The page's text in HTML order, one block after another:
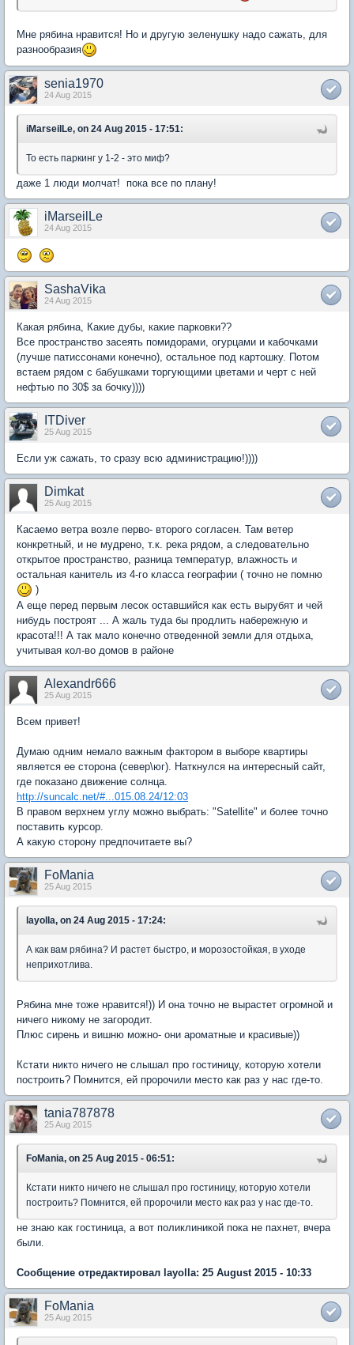
Мне рябина нравится! Но и другую зеленушку надо сажать, для
разнообразия
senia1970
24 Aug 2015
iMarseilLe, on 24 Aug 2015 - 17:51:
То есть паркинг у 1-2 - это миф?
даже 1 люди молчат! пока все по плану!
iMarseilLe
24 Aug 2015
SashaVika
24 Aug 2015
Какая рябина, Какие дубы, какие парковки??
Все пространство засеять помидорами, огурцами и кабочками
(лучше патиссонами конечно), остальное под картошку. Потом
встаем рядом с бабушками торгующими цветами и черт с ней
нефтью по 30$ за бочку))))
ITDiver
25 Aug 2015
Если уж сажать, то сразу всю администрацию!))))
Dimkat
25 Aug 2015
Касаемо ветра возле перво- второго согласен. Там ветер
конкретный, и не мудрено, т.к. река рядом, а следовательно
открытое пространство, разница температур, влажность и
остальная канитель из 4-го класса географии ( точно не помню
)
А еще перед первым лесок оставшийся как есть вырубят и чей
нибудь построят ... А жаль туда бы продлить набережную и
красота!!! А так мало конечно отведенной земли для отдыха,
учитывая кол-во домов в районе
Alexandr666
25 Aug 2015
Всем привет!
Думаю одним немало важным фактором в выборе квартиры
является ее сторона (север\юг). Наткнулся на интересный сайт,
где показано движение солнца.
http://suncalc.net/#...015.08.24/12:03
В правом верхнем углу можно выбрать: "Satellite" и более точно
поставить курсор.
А какую сторону предпочитаете вы?
FoMania
25 Aug 2015
layolla, on 24 Aug 2015 - 17:24:
А как вам рябина? И растет быстро, и морозостойкая, в уходе
неприхотлива.
Рябина мне тоже нравится!)) И она точно не вырастет огромной и
ничего никому не загородит.
Плюс сирень и вишню можно- они ароматные и красивые))
Кстати никто ничего не слышал про гостиницу, которую хотели
построить? Помнится, ей пророчили место как раз у нас где-то.
tania787878
25 Aug 2015
FoMania, on 25 Aug 2015 - 06:51:
Кстати никто ничего не слышал про гостиницу, которую хотели
построить? Помнится, ей пророчили место как раз у нас где-то.
не знаю как гостиница, а вот поликлиникой пока не пахнет, вчера
были.
Сообщение отредактировал layolla: 25 August 2015 - 10:33
FoMania
25 Aug 2015